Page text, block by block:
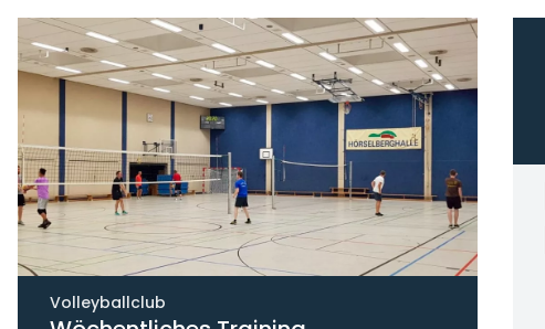
Volleyballclub